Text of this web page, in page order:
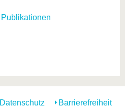
Publikationen
Datenschutz Barrierefreiheit